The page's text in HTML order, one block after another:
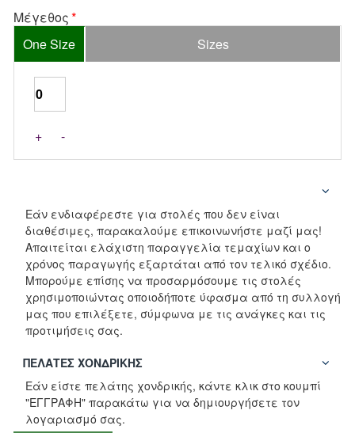
Μέγεθος
One Size
Sizes
+ -
Εάν ενδιαφέρεστε για στολές που δεν είναι
διαθέσιμες, παρακαλούμε επικοινωνήστε μαζί μας!
Απαιτείται ελάχιστη παραγγελία τεμαχίων και ο
χρόνος παραγωγής εξαρτάται από τον τελικό σχέδιο.
Μπορούμε επίσης να προσαρμόσουμε τις στολές
χρησιμοποιώντας οποιοδήποτε ύφασμα από τη συλλογή
μας που επιλέξετε, σύμφωνα με τις ανάγκες και τις
προτιμήσεις σας.
ΠΕΛΆΤΕΣ ΧΟΝΔΡΙΚΉΣ
Εάν είστε πελάτης χονδρικής, κάντε κλικ στο κουμπί
"ΕΓΓΡΑΦΗ" παρακάτω για να δημιουργήσετε τον
λογαριασμό σας.